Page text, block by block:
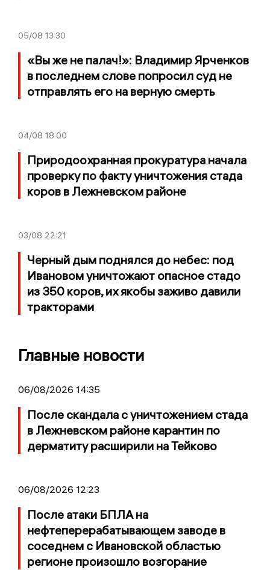
05/08 13:30
«Вы же не палач!»: Владимир Ярченков
в последнем слове попросил суд не
отправлять его на верную смерть
04/08 18:00
Природоохранная прокуратура начала
проверку по факту уничтожения стада
коров в Лежневском районе
03/08 22:21
Черный дым поднялся до небес: под
Ивановом уничтожают опасное стадо
из 350 коров, их якобы заживо давили
тракторами
Главные новости
06/08/2026 14:35
После скандала с уничтожением стада
в Лежневском районе карантин по
дерматиту расширили на Тейково
06/08/2026 12:23
После атаки БПЛА на
нефтеперерабатывающем заводе в
соседнем с Ивановской областью
регионе произошло возгорание